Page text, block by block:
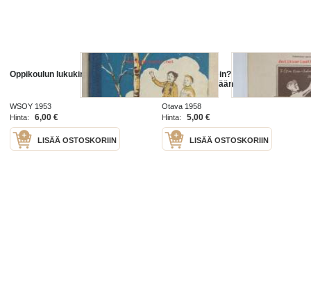
Oppikoulun lukukirja I osa
WSOY 1953
Hinta:
6,00 €
LISÄÄ OSTOSKORIIN
Laskenko oikein? Laskutehtäviä
oppikoulun sisäänpääsytutkintoa
varten
Otava 1958
Hinta:
5,00 €
LISÄÄ OSTOSKORIIN